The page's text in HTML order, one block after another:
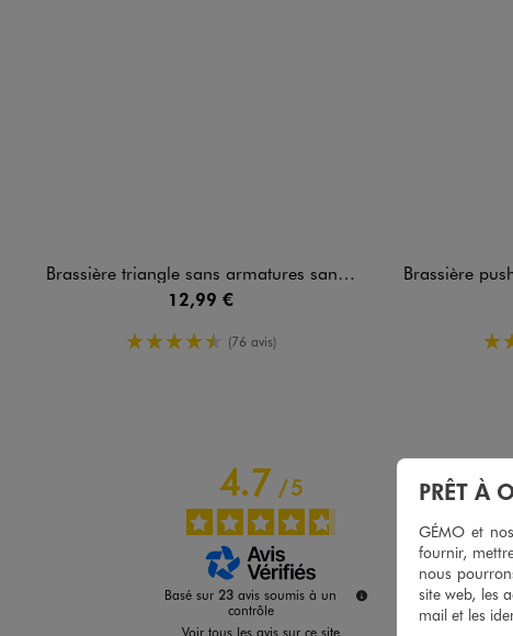
Brassière triangle sans armatures sans coutures avec mousses amovibles
12,99 €
4.5/5 de moyenne
(76 avis)
Brassière push-up sans
4.7/5
Basé sur23 avis soumis à un
contrôle
Voir tous les avis sur ce site
PRÊT À
GÉMO et
fournir,
nous
site web, les
mail et les